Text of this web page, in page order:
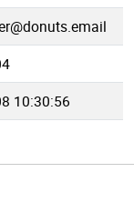
10:30:56